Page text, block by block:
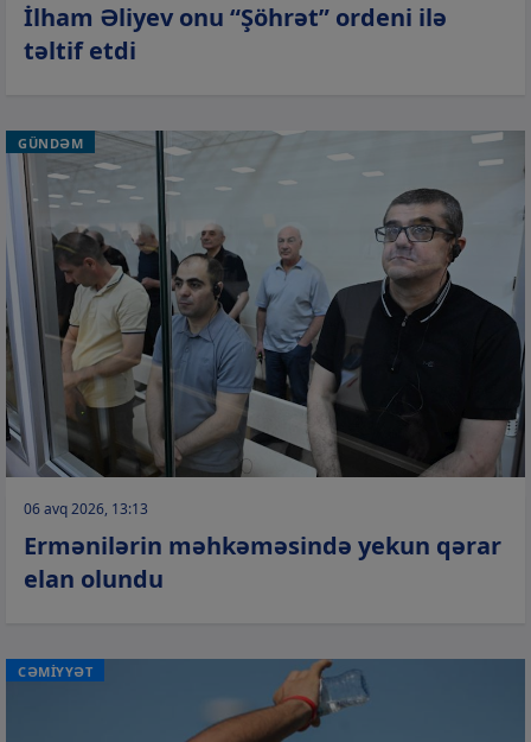
İlham Əliyev onu “Şöhrət” ordeni ilə
təltif etdi
GÜNDƏM
06 avq 2026, 13:13
Ermənilərin məhkəməsində yekun qərar
elan olundu
CƏMİYYƏT